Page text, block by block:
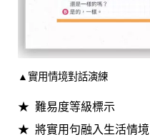
▲實用情境對話演練
難易度等級標示
將實用句融入生活情境